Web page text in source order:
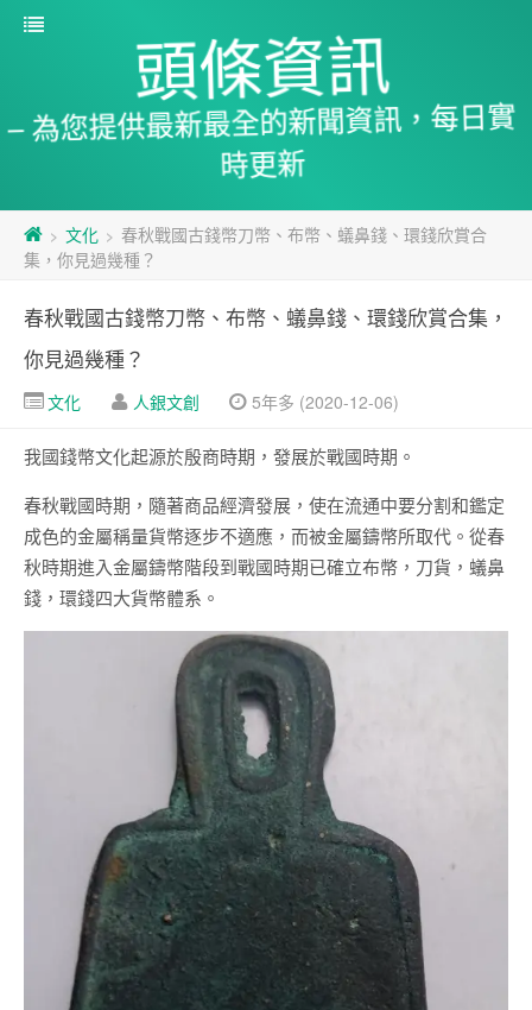
頭條資訊
– 為您提供最新最全的新聞資訊，每日實
時更新
> 文化 > 春秋戰國古錢幣刀幣、布幣、蟻鼻錢、環錢欣賞合
集，你見過幾種？
春秋戰國古錢幣刀幣、布幣、蟻鼻錢、環錢欣賞合集，
你見過幾種？
文化 人銀文創 5年多 (2020-12-06)
我國錢幣文化起源於殷商時期，發展於戰國時期。
春秋戰國時期，隨著商品經濟發展，使在流通中要分割和鑑定
成色的金屬稱量貨幣逐步不適應，而被金屬鑄幣所取代。從春
秋時期進入金屬鑄幣階段到戰國時期已確立布幣，刀貨，蟻鼻
錢，環錢四大貨幣體系。